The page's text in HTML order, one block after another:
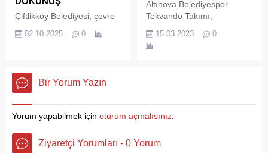
adayları görüş alışverişinde
bulundu. Başarı dilekleri
elimizden geleni yapmaya
her zaman hazırız. Yalova
Üniversitemize de gül
bahçesi...
Çiftlikköy Belediyesi, çevre
yönetimine farkındalık
atmaya devam ediyor. Bu
kapsamda, Çiftlikköy
ve Sıfır Atık Müdürlüğü
tarafından bu kez "İleri
Dönüşüm Atölyesi"
düzenlendi. Etkinliğe katılan
02.10.2025 0
Altınova Belediyespor
Tekvando Takımı,
devam ediyor. Altınova
Belediyespor Tekvando
Belediyespor Tekvando
kayıtların da başladığı
15.03.2023 0
Bir Yorum Yazın
Yorum yapabilmek için oturum açmalısınız
Ziyaretçi Yorumları - 0 Yorum